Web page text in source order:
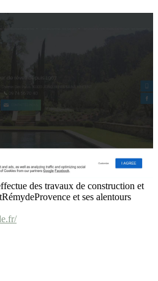
des travaux de construction et
et ses alentours